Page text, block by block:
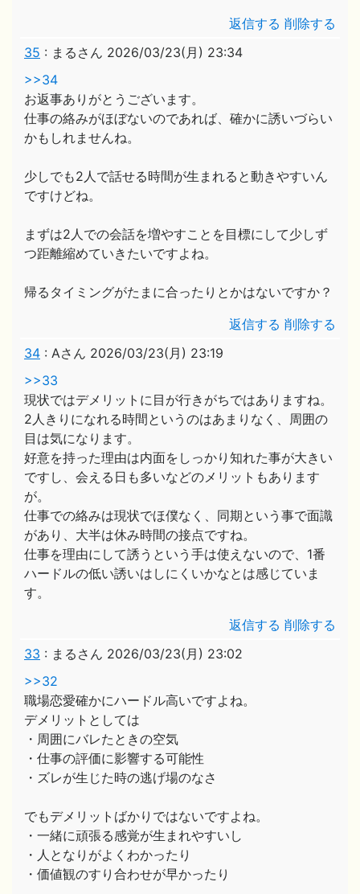
返信する 削除する
35 : まるさん 2026/03/23(月) 23:34
>>34
お返事ありがとうございます。
仕事の絡みがほぼないのであれば、確かに誘いづらい
かもしれませんね。
少しでも2人で話せる時間が生まれると動きやすいん
ですけどね。
まずは2人での会話を増やすことを目標にして少しず
つ距離縮めていきたいですよね。
帰るタイミングがたまに合ったりとかはないですか？
返信する 削除する
34 : Aさん 2026/03/23(月) 23:19
>>33
現状ではデメリットに目が行きがちではありますね。
2人きりになれる時間というのはあまりなく、周囲の
目は気になります。
好意を持った理由は内面をしっかり知れた事が大きい
ですし、会える日も多いなどのメリットもあります
が。
仕事での絡みは現状でほ僕なく、同期という事で面識
があり、大半は休み時間の接点ですね。
仕事を理由にして誘うという手は使えないので、1番
ハードルの低い誘いはしにくいかなとは感じていま
す。
返信する 削除する
33 : まるさん 2026/03/23(月) 23:02
>>32
職場恋愛確かにハードル高いですよね。
デメリットとしては
・周囲にバレたときの空気
・仕事の評価に影響する可能性
・ズレが生じた時の逃げ場のなさ
でもデメリットばかりではないですよね。
・一緒に頑張る感覚が生まれやすいし
・人となりがよくわかったり
・価値観のすり合わせが早かったり